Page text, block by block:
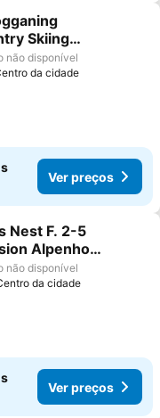
aos favoritos
Skiing
Relaxing
não disponível
da cidade
Ver preços
aos favoritos
Nest F. 2-5
Alpenhof
Pension
não disponível
da cidade
Ver preços